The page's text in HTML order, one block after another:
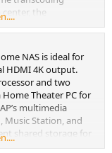
the
of the TS-
optimize creative
NAS is ideal for
HDMI 4K output.
and two
Theater PC for
multimedia
Music Station, and
shared storage for
will collaborate with